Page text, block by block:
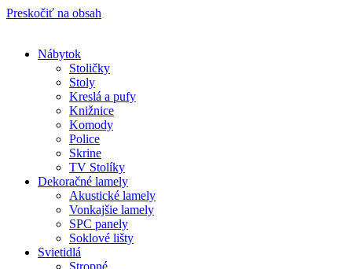
Preskočiť na obsah
Nábytok
Stoličky
Stoly
Kreslá a pufy
Knižnice
Komody
Police
Skrine
TV Stolíky
Dekoračné lamely
Akustické lamely
Vonkajšie lamely
SPC panely
Soklové lišty
Svietidlá
Stropné